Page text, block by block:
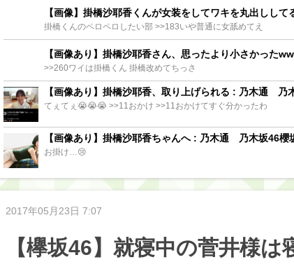
【画像】掛橋沙耶香くんが女装をしてワキを丸出しして
掛橋くんのペロペロしたい部 >>183いや普通に女舐めてえ
【画像あり】掛橋沙耶香さん、思ったより小さかった
>>260ワイは掛橋くん 掛橋改めてちっさ
【画像あり】掛橋沙耶香、取り上げられる : 乃木通 乃
てぇてぇ😭😭😭 >>11おかけ >>11おかけてすぐ分かったわ
【画像あり】掛橋沙耶香ちゃんへ : 乃木通 乃木坂46櫻
お掛け…😢
2017年05月23日 7:07
【欅坂46】就寝中の菅井様